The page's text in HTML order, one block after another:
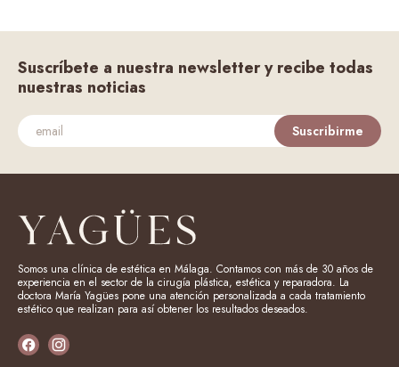
Suscríbete a nuestra newsletter y recibe todas
nuestras noticias
Suscribirme
Somos una clínica de estética en Málaga. Contamos con más de 30 años de
experiencia en el sector de la cirugía plástica, estética y reparadora. La
doctora María Yagües pone una atención personalizada a cada tratamiento
estético que realizan para así obtener los resultados deseados.